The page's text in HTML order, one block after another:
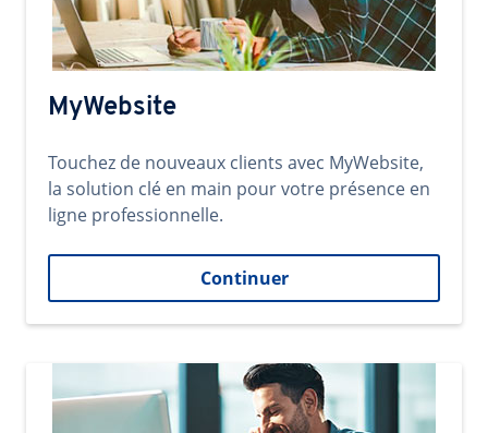
MyWebsite
Touchez de nouveaux clients avec MyWebsite,
la solution clé en main pour votre présence en
ligne professionnelle.
Continuer